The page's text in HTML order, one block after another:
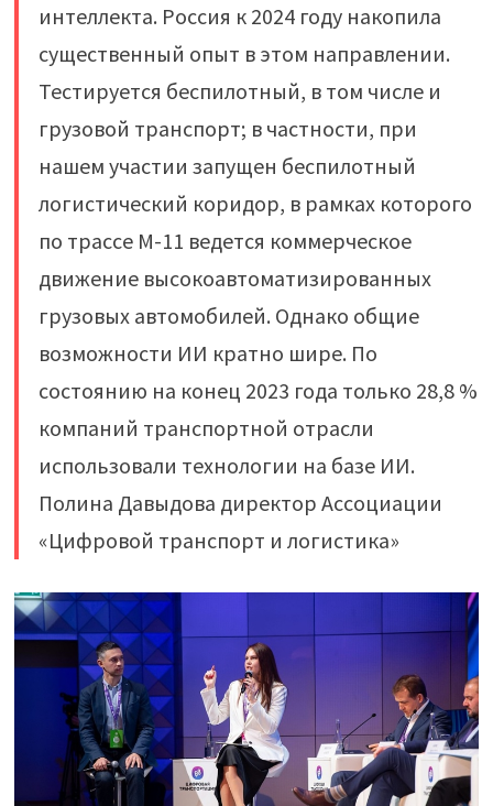
интеллекта. Россия к 2024 году накопила
существенный опыт в этом направлении.
Тестируется беспилотный, в том числе и
грузовой транспорт; в частности, при
нашем участии запущен беспилотный
логистический коридор, в рамках которого
по трассе М-11 ведется коммерческое
движение высокоавтоматизированных
грузовых автомобилей. Однако общие
возможности ИИ кратно шире. По
состоянию на конец 2023 года только 28,8 %
компаний транспортной отрасли
использовали технологии на базе ИИ.
Полина Давыдова директор Ассоциации
«Цифровой транспорт и логистика»